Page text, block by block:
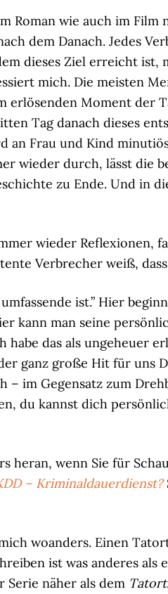
Roman wie auch im Film
dem Danach. Jedes
dieses Ziel erreicht ist,
mich. Die meisten
erlösenden Moment der
Tag danach dieses
an Frau und Kind
wieder durch, lässt die
zu Ende. Und in
wieder Reflexionen,
Verbrecher weiß,
ist.” Hier
kann man seine
das als ungeheuer
ganz große Hit für uns
– im Gegensatz zum
du kannst dich
heran, wenn Sie für
– Kriminaldauerdienst?
woanders. Einen
ist was anderes als
Serie näher als dem Tatort